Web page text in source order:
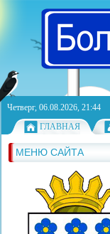
Четверг, 06.08.2026, 21:44
ГЛАВНАЯ
МЕНЮ САЙТА